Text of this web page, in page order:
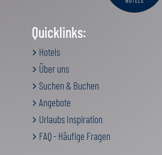
Quicklinks:
Hotels
Über uns
Suchen & Buchen
Angebote
Urlaubs Inspiration
FAQ - Häufige Fragen